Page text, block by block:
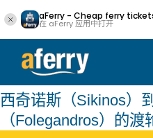
aFerry - Cheap ferry
在 aFerry 应用中打开
西奇诺斯（Sikinos）
（Folegandros）的渡